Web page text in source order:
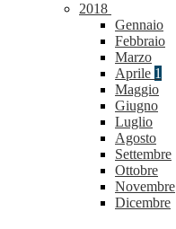
2018
Gennaio
Febbraio
Marzo
Aprile 1
Maggio
Giugno
Luglio
Agosto
Settembre
Ottobre
Novembre
Dicembre